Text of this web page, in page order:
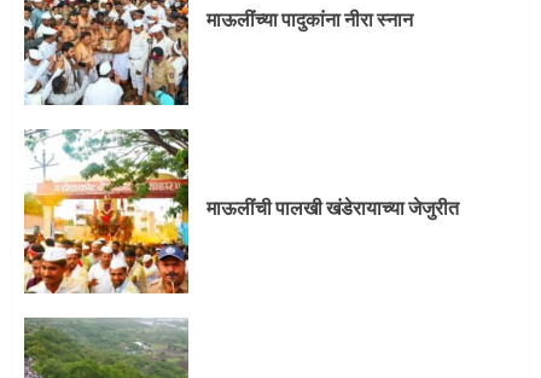
माऊलींच्या पादुकांना नीरा स्नान
माऊलींची पालखी खंडेरायाच्या जेजुरीत